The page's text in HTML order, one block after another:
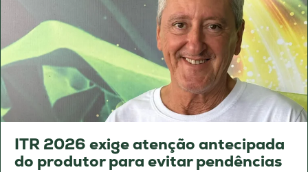
ITR 2026 exige atenção antecipada
do produtor para evitar pendências